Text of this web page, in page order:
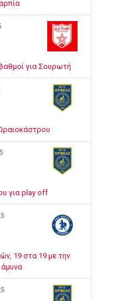
για Σουρωτή
για play off
19 στα 19 με την